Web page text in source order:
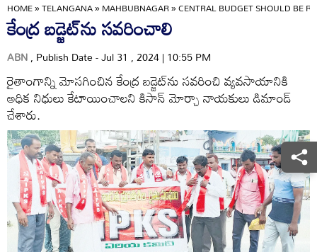
HOME»TELANGANA»MAHBUBNAGAR»CENTRAL BUDGET SHOULD BE
కేంద్ర బడ్జెట్‌ను సవరించాలి
ABN, Publish Date - Jul 31 , 2024 | 10:55 PM
రైతాంగాన్ని మోసగించిన కేంద్ర బడ్జెట్‌ను సవరించి వ్యవసాయానికి
అధిక నిధులు కేటాయించాలని కిసాన్‌ మోర్చా నాయకులు డిమాండ్‌
చేశారు.